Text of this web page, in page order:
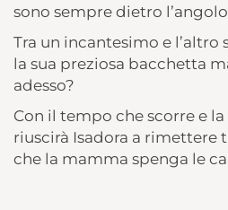
sono sempre dietro
Tra un incantesimo e l’altro
la sua preziosa bacchetta
adesso?
Con il tempo che scorre e
riuscirà Isadora a rimettere
che la mamma spenga le